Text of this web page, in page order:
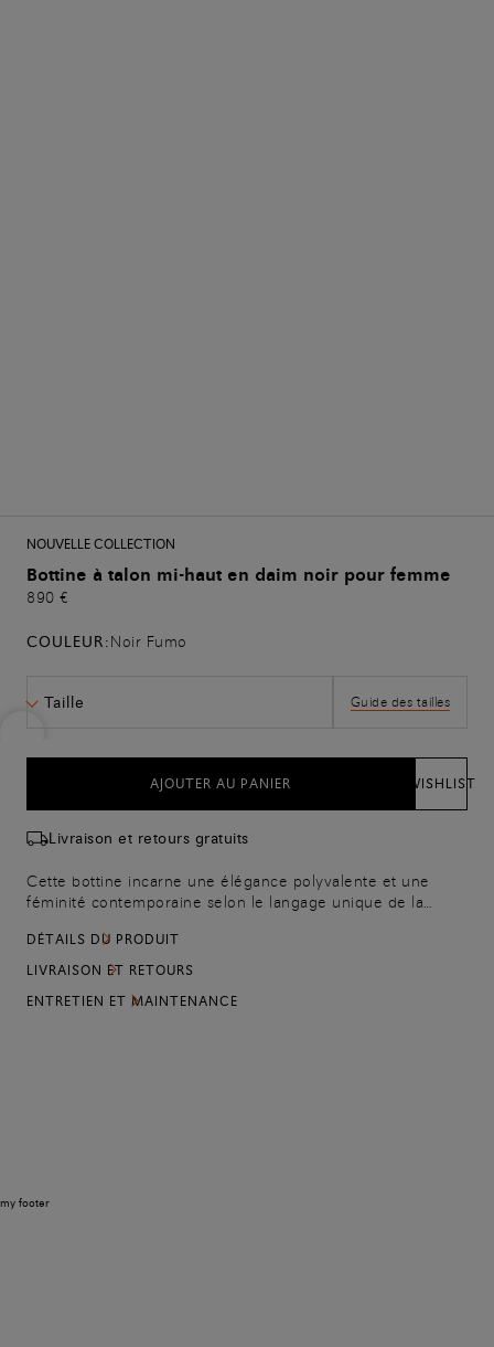
NOUVELLE COLLECTION
Bottine à talon mi-haut en daim noir pour femme
890 €
COULEUR:Noir Fumo
Taille Guide des tailles
AJOUTER AU PANIER WISHLIST
Livraison et retours gratuits
Cette bottine incarne une élégance polyvalente et une
féminité contemporaine selon le langage unique de la
extrêmement légère et soyeuse, qui confère à ce modèle
une expérience sensorielle haut de gamme. La fermeture
chaussure. Sa bride arrière décorative, quant à elle, est une
DÉTAILS DU PRODUIT
LIVRAISON ET RETOURS
ENTRETIEN ET MAINTENANCE
my footer